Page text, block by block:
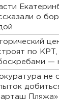
о
по
—
не
Пляжа»